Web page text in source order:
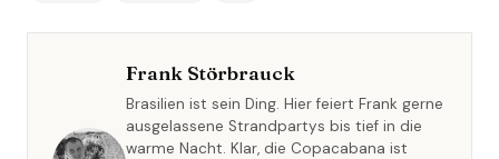
Frank Störbrauck
Brasilien ist sein Ding. Hier feiert Frank gerne
ausgelassene Strandpartys bis tief in die
warme Nacht. Klar, die Copacabana ist